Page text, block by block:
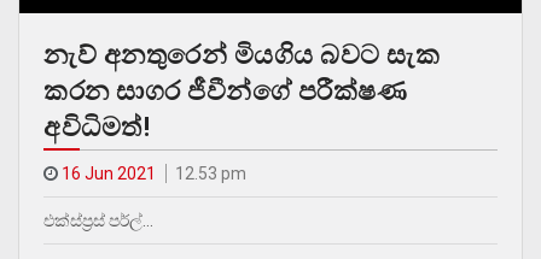
නැව් අනතුරෙන් මියගිය බවට සැක
කරන සාගර ජීවීන්ගේ පරීක්ෂණ
අවිධිමත්!
16 Jun 2021 12.53 pm
එක්ස්ප්‍රස් පර්ල්…